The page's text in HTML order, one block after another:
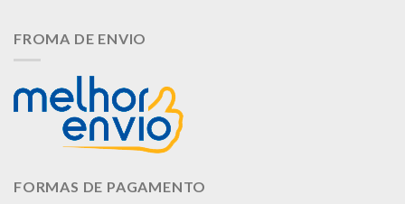
FROMA DE ENVIO
FORMAS DE PAGAMENTO